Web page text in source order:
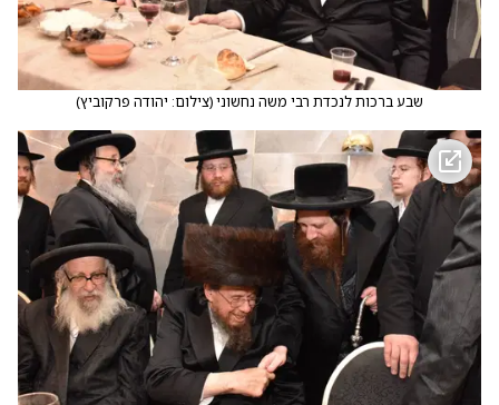
שבע ברכות לנכדת רבי משה נחשוני(צילום: יהודה פרקוביץ)